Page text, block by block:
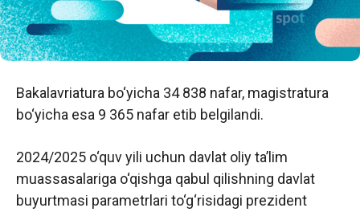
Bakalavriatura bo‘yicha 34 838 nafar, magistratura
bo‘yicha esa 9 365 nafar etib belgilandi.
2024/2025 o‘quv yili uchun davlat oliy ta’lim
muassasalariga o‘qishga qabul qilishning davlat
buyurtmasi parametrlari to‘g‘risidagi prezident